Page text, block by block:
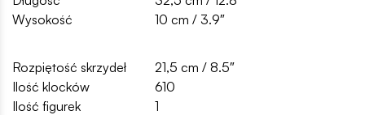
Wysokość
10 cm / 3.9″
Rozpiętość skrzydeł
21,5 cm / 8.5″
Ilość klocków
610
Ilość figurek
1